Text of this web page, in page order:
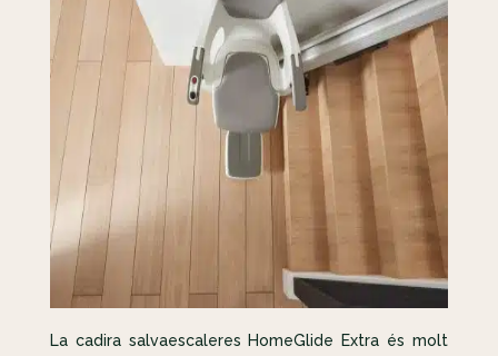
La cadira salvaescaleres HomeGlide Extra és molt